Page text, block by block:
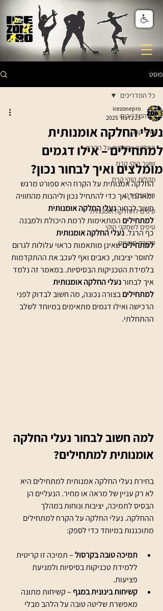
פוסט
כל המדריכים
הוקי קרח
החלקה אמנותית על הקרח
שוער הוקי קרח
מקלות הוקי קרח
רולרבליידס
טיפים להחלקה אומנותית
טיפים לשחקני הוקי
סקירת מוצרים
כל המדריכים
נעלי החלקה אומנותית
למתחילים – אילו דגמים
מומלצים ואיך לבחור נכון?
icezonepro
23 בדצמ׳ 2025
החלקה אמנותית על הקרח היא ספורט מרגש
ומאתגר, אך כדי להתחיל נכון וליהנות מהחוויה
חשוב לבחור נעלי החלקה אומנותית
למתחילים המתאימות לרמת היכולת ולמבנה
כף הרגל. נעלי החלקה אומנותית
למתחילים שאינן מותאמות כראוי עלולות לגרום
לחוסר יציבות, כאבים ואף לעכב את ההתקדמות
בלמידת הטכניקות הבסיסיות. במאמר זה נלמד
איך לבחור נעלי החלקה אומנותית
למתחילים בצורה נכונה, מה חשוב לבדוק לפני
הרכישה ואילו דגמים מתאימים במיוחד לשלב
ההתחלתי.
למה חשוב לבחור נעלי החלקה
אומנותית למתחילים?
בחירת נעלי החלקה אמנותית למתחילים היא
לא רק עניין של מראה או מחיר. הנעליים הן
הבסיס לתמיכה, יציבות ונוחות במהלך
ההחלקה. נעלי החלקה על הקרח למתחילים
מתוכננות במיוחד כדי לספק:
תמיכה טובה בקרסול – תמיכה זו קריטית
ללמידת טכניקות בסיסיות ולמניעת
פציעות.
קשיחות בינונית במגף – קשיחות מתונה
מאפשרת שליטה טובה על הלהב מבלי